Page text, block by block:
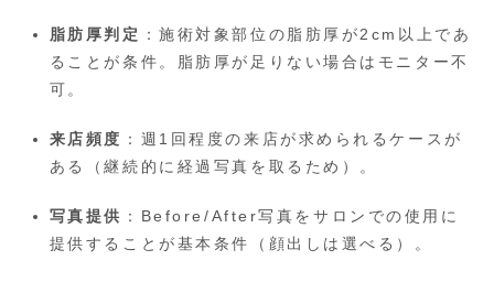
脂肪厚判定
：施術対象部位の脂肪厚が2cm以上であ
ることが条件。脂肪厚が足りない場合はモニター不
可。
来店頻度 ：週1回程度の来店が求められるケースが
ある（継続的に経過写真を取るため）。
写真提供 ：Before/After写真をサロンでの使用に
提供することが基本条件（顔出しは選べる）。